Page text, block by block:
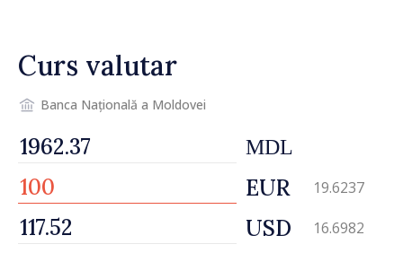
Curs valutar
Banca Națională a Moldovei
MDL
EUR 19.6237
USD 16.6982